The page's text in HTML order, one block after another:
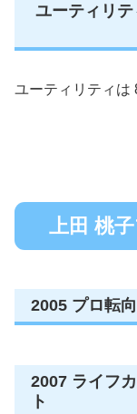
ユーティリ
ユーティリティは
上田 桃
2005 プロ転向
2007 ライフ
ト